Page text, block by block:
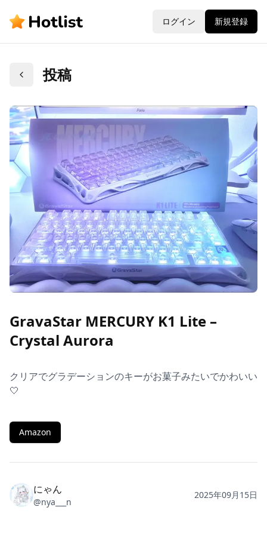
ログイン 新規登録
戻る 投稿
GravaStar MERCURY K1 Lite –
Crystal Aurora
クリアでグラデーションのキーがお菓子みたいでかわいい‎
🤍
Amazon
にゃん
@nya___n
2025年09月15日